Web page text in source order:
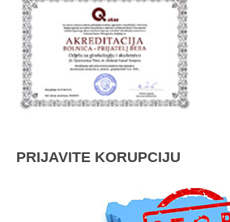
PRIJAVITE KORUPCIJU